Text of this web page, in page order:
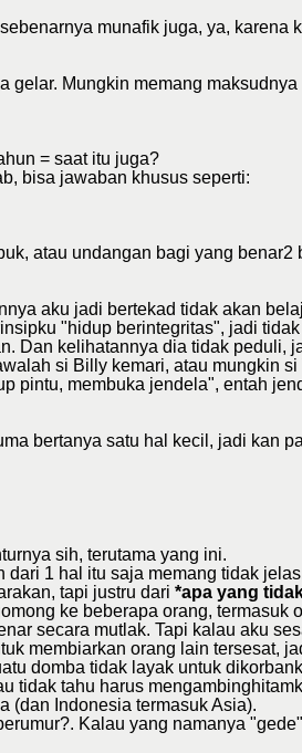
munafik juga, ya, karena
Mungkin memang
= saat itu juga?
bisa jawaban khusus seperti:
atau undangan bagi yang benar2
aku jadi bertekad tidak akan
"hidup berintegritas", jadi
Dan kelihatannya dia tidak peduli,
si Billy kemari, atau mungkin si
pintu, membuka jendela", entah
bertanya satu hal kecil, jadi kan
sih, terutama yang ini.
1 hal itu saja memang tidak
tapi justru dari *apa yang
ke beberapa orang, termasuk
secara mutlak. Tapi kalau aku
membiarkan orang lain tersesat,
domba tidak layak untuk
tidak tahu harus
(dan Indonesia termasuk Asia).
Kalau yang namanya